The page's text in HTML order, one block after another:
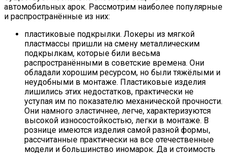
автомобильных арок. Рассмотрим наиболее популярные
и распространённые из них:
пластиковые подкрылки. Локеры из мягкой
пластмассы пришли на смену металлическим
подкрылкам, которые били весьма
распространёнными в советские времена. Они
обладали хорошим ресурсом, но были тяжёлыми и
неудобными в монтаже. Пластиковые изделия
лишились этих недостатков, практически не
уступая им по показателю механической прочности.
Они намного эластичнее, легче, характеризуются
высокой износостойкостью, легки в монтаже. В
рознице имеются изделия самой разной формы,
рассчитанные практически на все отечественные
модели и большинство иномарок. Да и стоимость